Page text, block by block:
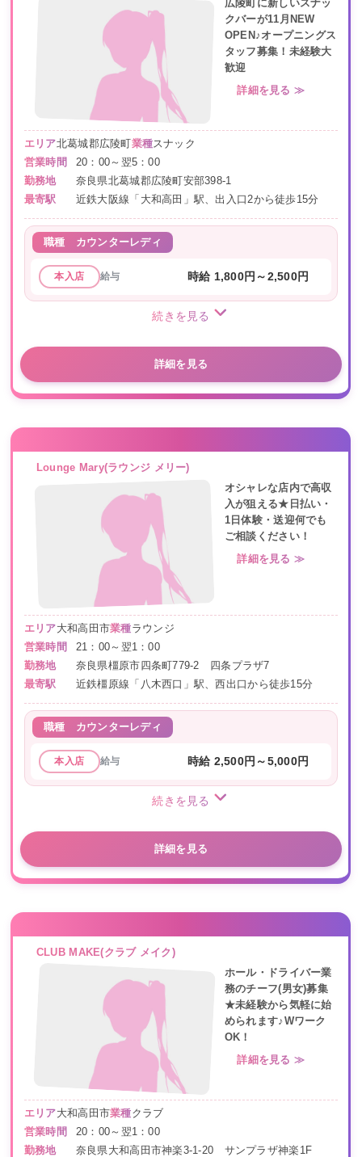
広陵町に新しいスナッ
クバーが11月NEW
OPEN♪オープニングス
タッフ募集！未経験大
歓迎
詳細を見る ≫
エリア北葛城郡広陵町業種スナック
営業時間
20：00～翌5：00
勤務地
奈良県北葛城郡広陵町安部398-1
最寄駅
近鉄大阪線「大和高田」駅、出入口2から徒歩15分
職種 カウンターレディ
本入店 給与 時給 1,800円～2,500円
続きを見る
詳細を見る
Lounge Mary(ラウンジ メリー)
オシャレな店内で高収
入が狙える★日払い・
1日体験・送迎何でも
ご相談ください！
詳細を見る ≫
エリア大和高田市業種ラウンジ
営業時間
21：00～翌1：00
勤務地
奈良県橿原市四条町779-2 四条プラザ7
最寄駅
近鉄橿原線「八木西口」駅、西出口から徒歩15分
職種 カウンターレディ
本入店 給与 時給 2,500円～5,000円
続きを見る
詳細を見る
CLUB MAKE(クラブ メイク)
ホール・ドライバー業
務のチーフ(男女)募集
★未経験から気軽に始
められます♪Wワーク
OK！
詳細を見る ≫
エリア大和高田市業種クラブ
営業時間
20：00～翌1：00
勤務地
奈良県大和高田市神楽3-1-20 サンプラザ神楽1F